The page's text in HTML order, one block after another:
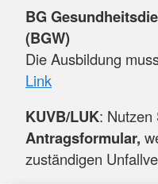
BG
(BGW)
Die Ausbildung
Link
KUVB/LUK: Nutzen
Antragsformular,
zuständigen